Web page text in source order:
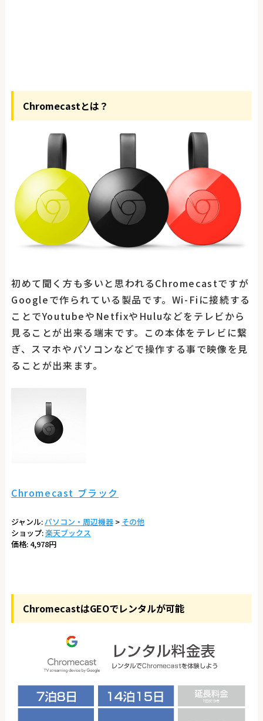
Chromecastとは？
初めて聞く方も多いと思われるChromecastですが
Googleで作られている製品です。Wi-Fiに接続する
ことでYoutubeやNetfixやHuluなどをテレビから
見ることが出来る端末です。この本体をテレビに繋
ぎ、スマホやパソコンなどで操作する事で映像を見
ることが出来ます。
Chromecast ブラック
ジャンル:パソコン・周辺機器> その他
ショップ:楽天ブックス
価格:4,978円
ChromecastはGEOでレンタルが可能